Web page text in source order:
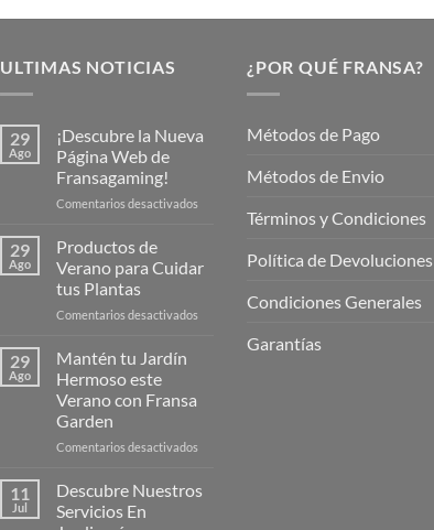
ULTIMAS NOTICIAS
29
Ago
¡Descubre la Nueva
Página Web de
Fransagaming!
Comentarios desactivados
Página
29
Ago
Productos de
Verano para Cuidar
tus Plantas
Comentarios desactivados
29
Ago
Mantén tu Jardín
Hermoso este
Verano con Fransa
Garden
Comentarios desactivados
Jardín
11
Jul
Descubre Nuestros
Servicios En
¿POR QUÉ FRANSA?
Métodos de Pago
Métodos de Envio
Términos y Condiciones
Política de Devoluciones
Condiciones Generales
Garantías